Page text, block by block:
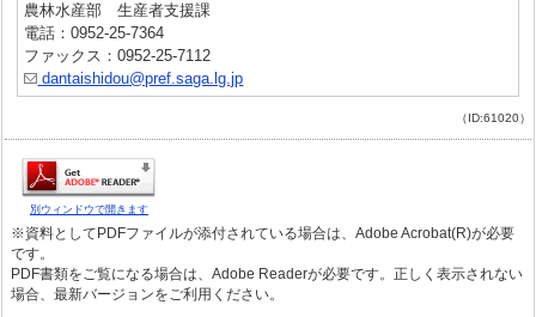
農林水産部 生産者支援課
電話：0952-25-7364
ファックス：0952-25-7112
dantaishidou@pref.saga.lg.jp
（ID:61020）
別ウィンドウで開きます
※資料としてPDFファイルが添付されている場合は、Adobe Acrobat(R)が必要
です。
PDF書類をご覧になる場合は、Adobe Readerが必要です。正しく表示されない
場合、最新バージョンをご利用ください。